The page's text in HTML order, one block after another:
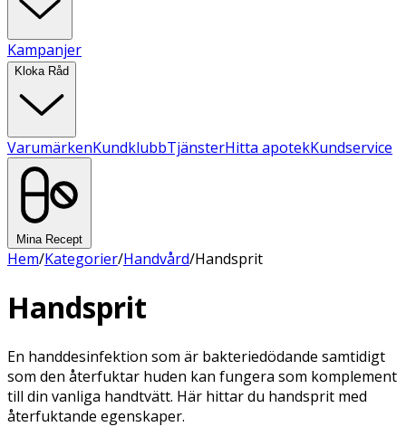
Kampanjer
Kloka Råd
VarumärkenKundklubbTjänsterHitta apotekKundservice
Mina Recept
Hem/Kategorier/Handvård/Handsprit
Handsprit
En handdesinfektion som är bakteriedödande samtidigt
som den återfuktar huden kan fungera som komplement
till din vanliga handtvätt. Här hittar du handsprit med
återfuktande egenskaper.